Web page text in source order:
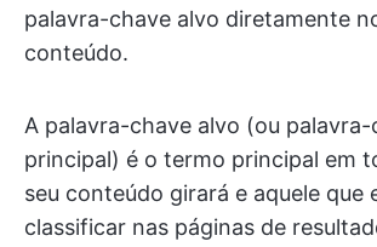
palavra-chave alvo diretamente
conteúdo.
A palavra-chave alvo (ou palavra-
principal) é o termo principal em
seu conteúdo girará e aquele que
classificar nas páginas de